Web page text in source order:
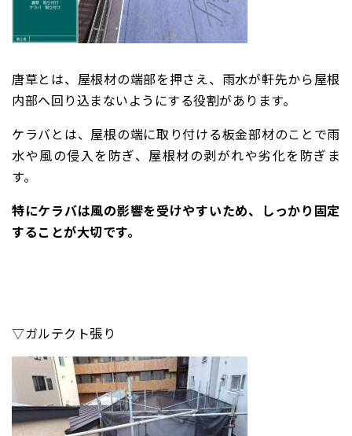
唐草とは、屋根材の端部を押さえ、雨水が軒先から屋根
内部へ回り込まないようにする役割があります。
ケラバとは、屋根の端に取り付ける板金部材のことで雨
水や風の侵入を防ぎ、屋根材の剥がれや劣化を防ぎま
す。
特にケラバは風の影響を受けやすいため、しっかり固定
することが大切です。
▽ガルテクト張り